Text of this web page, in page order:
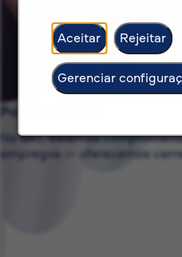
Aceitar Rejeitar
Gerenciar
Por que a BAT?
Na BAT, estamos
empregos — oferecemos